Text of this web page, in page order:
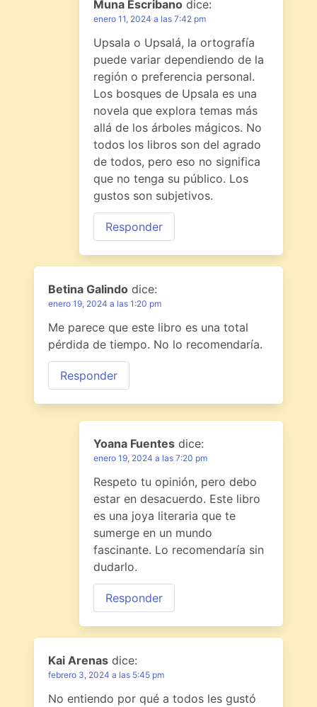
Muna Escribano dice:
enero 11, 2024 a las 7:42 pm
Upsala o Upsalá, la ortografía
puede variar dependiendo de la
región o preferencia personal.
Los bosques de Upsala es una
novela que explora temas más
allá de los árboles mágicos. No
todos los libros son del agrado
de todos, pero eso no significa
que no tenga su público. Los
gustos son subjetivos.
Responder
Betina Galindo dice:
enero 19, 2024 a las 1:20 pm
Me parece que este libro es una total
pérdida de tiempo. No lo recomendaría.
Responder
Yoana Fuentes dice:
enero 19, 2024 a las 7:20 pm
Respeto tu opinión, pero debo
estar en desacuerdo. Este libro
es una joya literaria que te
sumerge en un mundo
fascinante. Lo recomendaría sin
dudarlo.
Responder
Kai Arenas dice:
febrero 3, 2024 a las 5:45 pm
No entiendo por qué a todos les gustó